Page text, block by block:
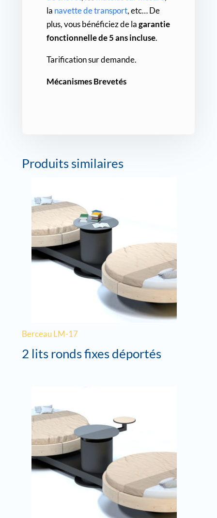
la navette de transport, etc… De
plus, vous bénéficiez de lagarantie
fonctionnelle de 5 ans incluse.
Tarification sur demande.
Mécanismes Brevetés
Produits similaires
Berceau LM-17
2 lits ronds fixes déportés